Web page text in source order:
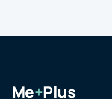
Me+Plus